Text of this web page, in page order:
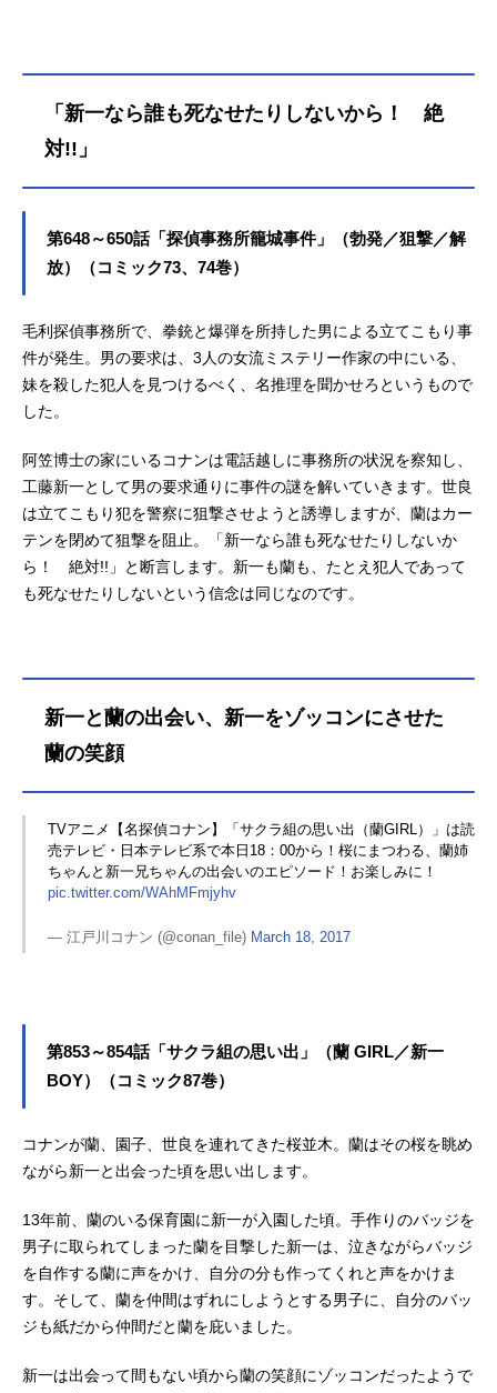
「新一なら誰も死なせたりしないから！ 絶
対!!」
第648～650話「探偵事務所籠城事件」（勃発／狙撃／解
放）（コミック73、74巻）
毛利探偵事務所で、拳銃と爆弾を所持した男による立てこもり事
件が発生。男の要求は、3人の女流ミステリー作家の中にいる、
妹を殺した犯人を見つけるべく、名推理を聞かせろというもので
した。
阿笠博士の家にいるコナンは電話越しに事務所の状況を察知し、
工藤新一として男の要求通りに事件の謎を解いていきます。世良
は立てこもり犯を警察に狙撃させようと誘導しますが、蘭はカー
テンを閉めて狙撃を阻止。「新一なら誰も死なせたりしないか
ら！ 絶対!!」と断言します。新一も蘭も、たとえ犯人であって
も死なせたりしないという信念は同じなのです。
新一と蘭の出会い、新一をゾッコンにさせた
蘭の笑顔
TVアニメ【名探偵コナン】「サクラ組の思い出（蘭GIRL）」は読
売テレビ・日本テレビ系で本日18：00から！桜にまつわる、蘭姉
ちゃんと新一兄ちゃんの出会いのエピソード！お楽しみに！
pic.twitter.com/WAhMFmjyhv
— 江戸川コナン (@conan_file) March 18, 2017
第853～854話「サクラ組の思い出」（蘭 GIRL／新一
BOY）（コミック87巻）
コナンが蘭、園子、世良を連れてきた桜並木。蘭はその桜を眺め
ながら新一と出会った頃を思い出します。
13年前、蘭のいる保育園に新一が入園した頃。手作りのバッジを
男子に取られてしまった蘭を目撃した新一は、泣きながらバッジ
を自作する蘭に声をかけ、自分の分も作ってくれと声をかけま
す。そして、蘭を仲間はずれにしようとする男子に、自分のバッ
ジも紙だから仲間だと蘭を庇いました。
新一は出会って間もない頃から蘭の笑顔にゾッコンだったようで